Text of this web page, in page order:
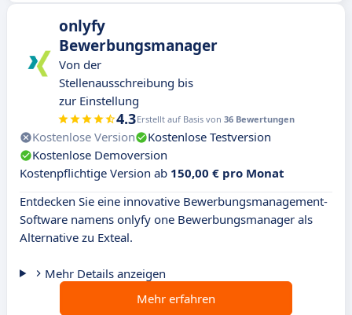
onlyfy
Bewerbungsmanager
Von der
Stellenausschreibung bis
zur Einstellung
4.3Erstellt auf Basis von 36 Bewertungen
Kostenlose Version
Kostenlose Testversion
Kostenlose Demoversion
Kostenpflichtige Version ab 150,00 € pro Monat
Entdecken Sie eine innovative Bewerbungsmanagement-
Software namens onlyfy one Bewerbungsmanager als
Alternative zu Exteal.
Mehr Details anzeigen
Mehr erfahren